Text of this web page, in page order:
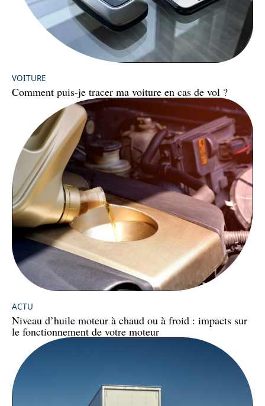
VOITURE
Comment puis-je tracer ma voiture en cas de vol ?
ACTU
Niveau d’huile moteur à chaud ou à froid : impacts sur
le fonctionnement de votre moteur